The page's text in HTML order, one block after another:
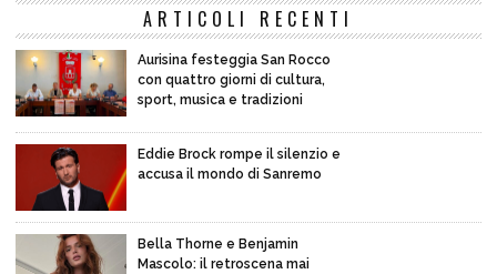
ARTICOLI RECENTI
Aurisina festeggia San Rocco
con quattro giorni di cultura,
sport, musica e tradizioni
Eddie Brock rompe il silenzio e
accusa il mondo di Sanremo
Bella Thorne e Benjamin
Mascolo: il retroscena mai